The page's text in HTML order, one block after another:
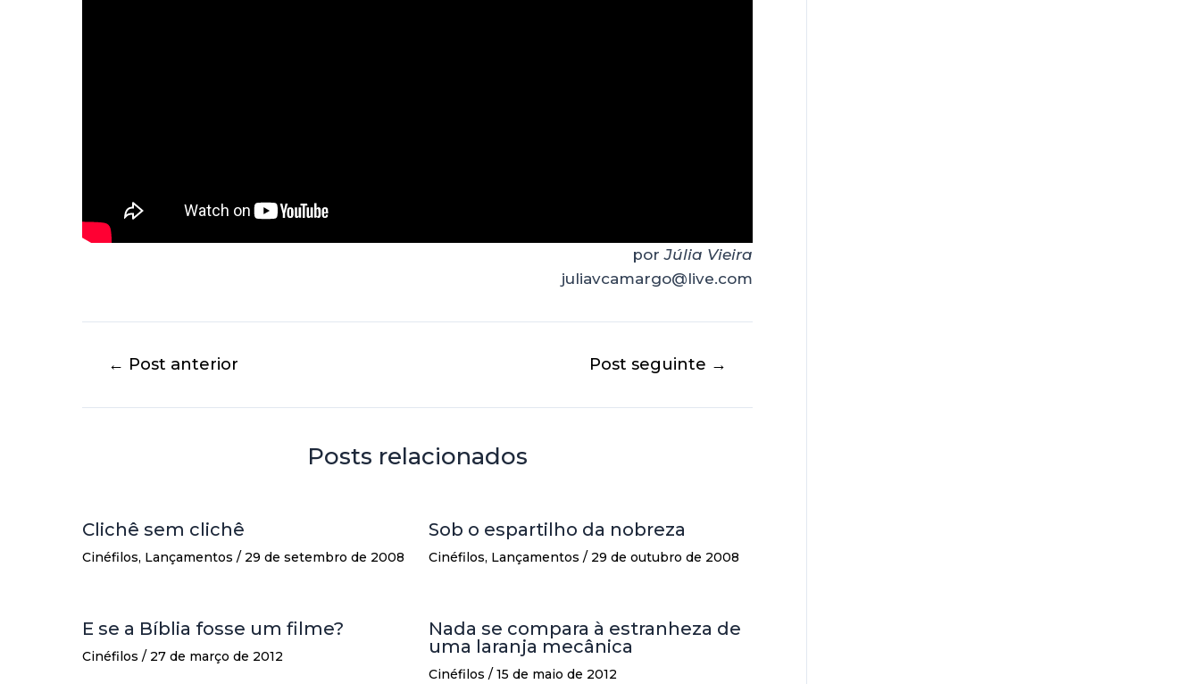
porJúlia Vieira
juliavcamargo@live.com
← Post anterior Post seguinte →
Posts relacionados
Clichê sem clichê
Cinéfilos, Lançamentos / 29 de setembro de 2008
Sob o espartilho da nobreza
Cinéfilos, Lançamentos / 29 de outubro de 2008
E se a Bíblia fosse um filme?
Cinéfilos / 27 de março de 2012
Nada se compara à estranheza de
uma laranja mecânica
Cinéfilos / 15 de maio de 2012